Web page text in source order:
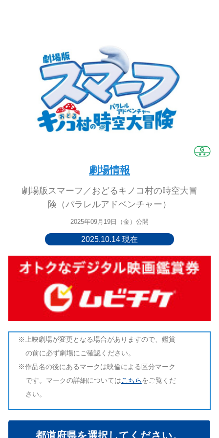
劇場情報
劇場版スマーフ／おどるキノコ村の時空大冒
険（パラレルアドベンチャー）
2025年09月19日（金）公開
2025.10.14 現在
※上映劇場が変更となる場合がありますので、鑑賞
の前に必ず劇場にご確認ください。
※作品名の後にあるマークは映倫による区分マーク
です。マークの詳細についてはこちらをご覧くだ
さい。
都道府県を選択してください。